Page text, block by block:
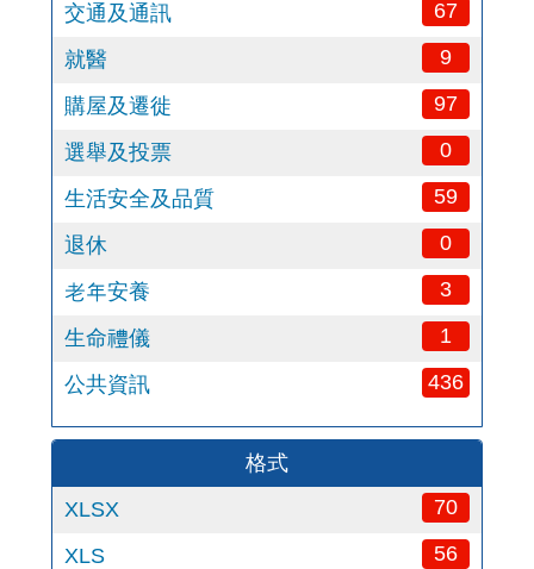
交通及通訊 67
就醫 9
購屋及遷徙 97
選舉及投票 0
生活安全及品質 59
退休 0
老年安養 3
生命禮儀 1
公共資訊 436
格式
XLSX
70
XLS 56